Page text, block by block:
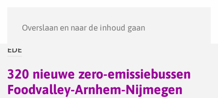
Overslaan en naar de inhoud gaan
EDE
320 nieuwe zero-emissiebussen
Foodvalley-Arnhem-Nijmegen